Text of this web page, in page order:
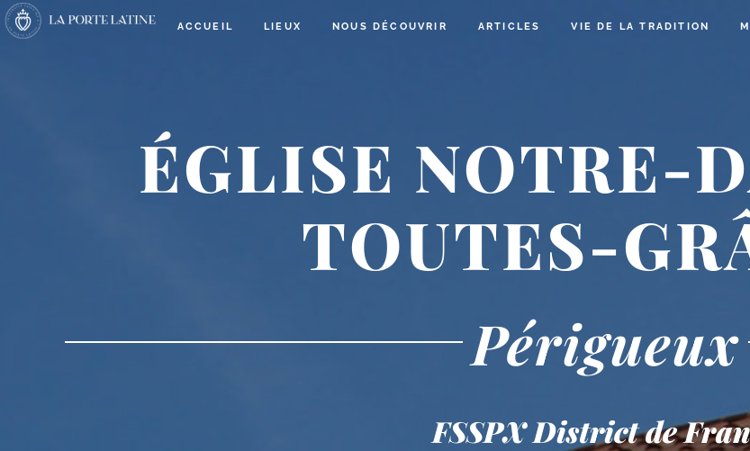
ACCUEIL LIEUX NOUS DÉCOUVRIR ARTICLES VIE DE LA TRADITION
ÉGLISE NOTRE-
TOUTES-
Périgueux
FSSPX District de